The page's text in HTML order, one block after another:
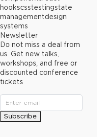
hookscsstestingstate
managementdesign
systems
Newsletter
Do not miss a deal from
us. Get new talks,
workshops, and free or
discounted conference
tickets
Subscribe